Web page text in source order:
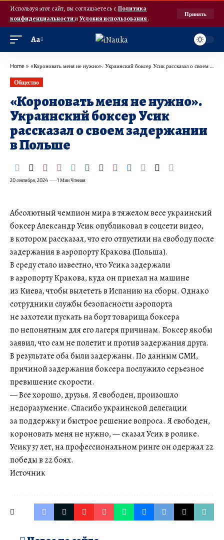
Используя этот сайт, вы соглашаетесь с Политика
конфиденциальностииУсловия использования.
Принять
Аа
Home » «Короновать меня не нужно». Украинский боксер Усик рассказал о своем задержании в Польше
Общество
«Короновать меня не нужно».
Украинский боксер Усик
рассказал о своем задержании
в Польше
20 сентября, 2024 1 Мин Чтения
Абсолютный чемпион мира в тяжелом весе украинский
боксер Александр Усик опубликовал в соцсети видео,
в котором рассказал, что его отпустили на свободу после
задержания в аэропорту Кракова (Польша).
В среду стало известно, что Усика задержали
в аэропорту Кракова, куда он приехал на машине
из Киева, чтобы вылететь в Испанию на сборы. Однако
сотрудники службы безопасности аэропорта
не захотели пускать на борт товарища боксера
по непонятным для его лагеря причинам. Боксер якобы
заявил, что сам не полетит и против задержания друга.
В результате оба были задержаны. По данным СМИ,
причиной задержания боксера послужило серьезное
превышение скорости.
— Все хорошо, друзья. Я свободен, произошло
недоразумение. Спасибо украинской делегации
за поддержку и быстрое решение вопроса. Я свободен,
короновать меня не нужно, — сказал Усик в ролике.
Усику 37 лет, на профессиональном ринге он одержал 22
победы в 22 боях.
Источник